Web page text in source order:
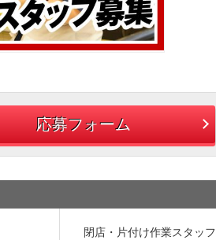
応募フォーム
閉店・片付け作業スタッフ